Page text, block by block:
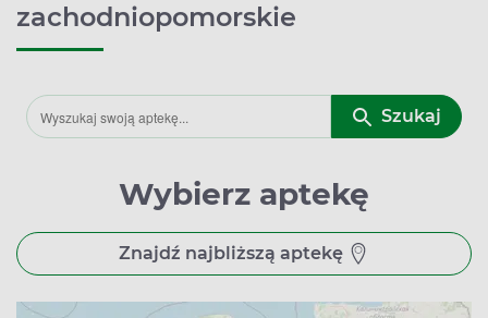
zachodniopomorskie
Szukaj
Wybierz aptekę
Znajdź najbliższą aptekę